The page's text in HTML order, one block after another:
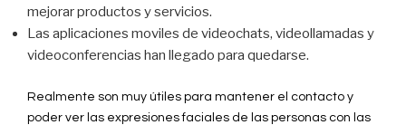
mejorar productos y servicios.
Las aplicaciones moviles de videochats, videollamadas y
videoconferencias han llegado para quedarse.
Realmente son muy útiles para mantener el contacto y
poder ver las expresiones faciales de las personas con las